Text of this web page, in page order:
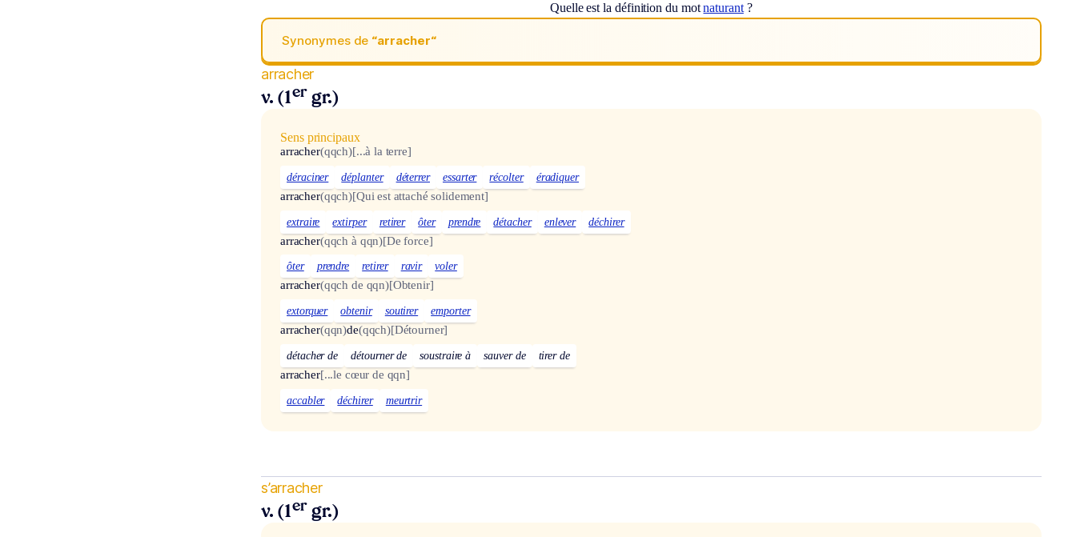
Quelle est la définition du motnaturant?
Synonymes de “arracher“
arracher
v. (1er gr.)
Sens principaux
arracher(qqch)[...à la terre]
déraciner déplanter déterrer essarter récolter éradiquer
arracher(qqch)[Qui est attaché solidement]
extraire extirper retirer ôter prendre détacher enlever déchirer
arracher(qqch à qqn)[De force]
ôter prendre retirer ravir voler
arracher(qqch de qqn)[Obtenir]
extorquer obtenir soutirer emporter
arracher(qqn)de(qqch)[Détourner]
détacher de détourner de soustraire à sauver de tirer de
arracher[...le cœur de qqn]
accabler déchirer meurtrir
s’arracher
v. (1er gr.)